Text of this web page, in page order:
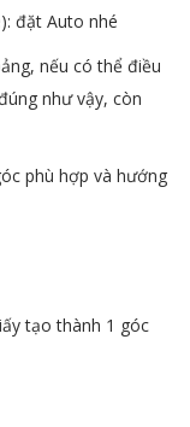
đặt Auto nhé
nếu có thể điều
như vậy, còn
phù hợp và hướng
tạo thành 1 góc